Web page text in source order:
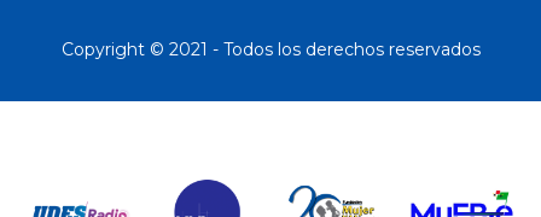
Copyright © 2021 - Todos los derechos reservados